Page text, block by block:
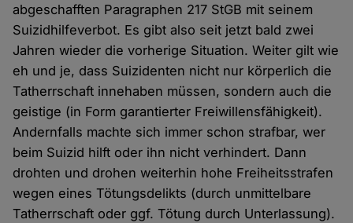
abgeschafften Paragraphen 217 StGB mit seinem
Suizidhilfeverbot. Es gibt also seit jetzt bald zwei
Jahren wieder die vorherige Situation. Weiter gilt wie
eh und je, dass Suizidenten nicht nur körperlich die
Tatherrschaft innehaben müssen, sondern auch die
geistige (in Form garantierter Freiwillensfähigkeit).
Andernfalls machte sich immer schon strafbar, wer
beim Suizid hilft oder ihn nicht verhindert. Dann
drohten und drohen weiterhin hohe Freiheitsstrafen
wegen eines Tötungsdelikts (durch unmittelbare
Tatherrschaft oder ggf. Tötung durch Unterlassung).